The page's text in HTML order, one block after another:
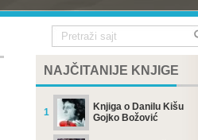
NAJČITANIJE KNJIGE
1
Knjiga o Danilu Kišu
Gojko Božović